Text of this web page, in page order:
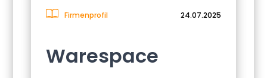
Firmenprofil 24.07.2025
Warespace